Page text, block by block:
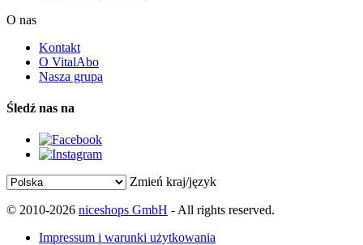
O nas
Kontakt
O VitalAbo
Nasza grupa
Śledź nas na
Zmień kraj/język
© 2010-2026 niceshops GmbH - All rights reserved.
Impressum i warunki użytkowania